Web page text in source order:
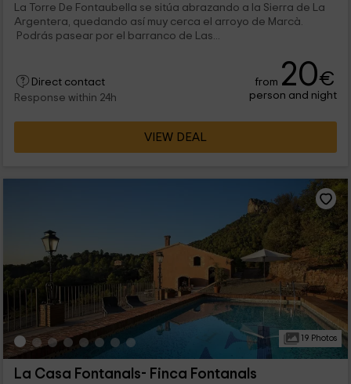
La Torre De Fontaubella se sitúa abrazando a la Sierra de La
Argentera, quedando así muy cerca el arroyo de Marcà.
Podrás pasear por el barranco de Las...
Direct contact
Response within 24h
from 20€
person and night
VIEW DEAL
19 Photos
La Casa Fontanals- Finca Fontanals